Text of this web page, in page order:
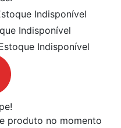
Indisponível
Indisponível
Indisponível
produto no momento